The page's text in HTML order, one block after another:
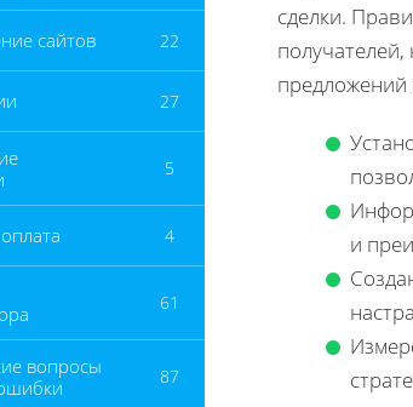
сайтов 22
27
5
4
61
вопросы
87
сделки.
предложений
и